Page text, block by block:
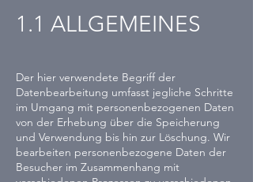
1.1 ALLGEMEINES
Der hier verwendete Begriff der
Datenbearbeitung umfasst jegliche Schritte
im Umgang mit personenbezogenen Daten
von der Erhebung über die Speicherung
und Verwendung bis hin zur Löschung. Wir
bearbeiten personenbezogene Daten der
Besucher im Zusammenhang mit